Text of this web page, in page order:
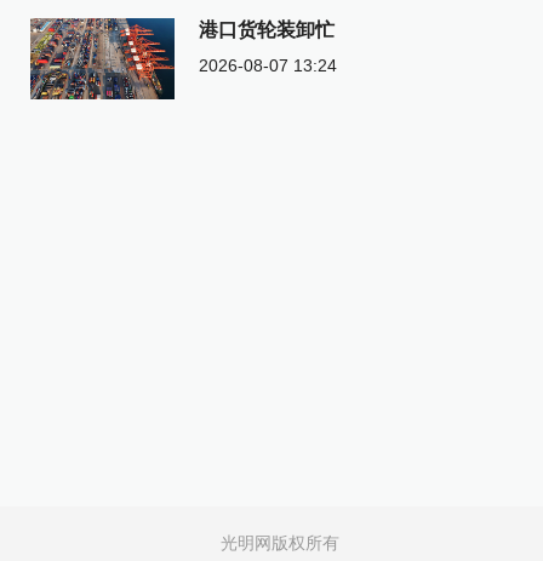
港口货轮装卸忙
2026-08-07 13:24
光明网版权所有